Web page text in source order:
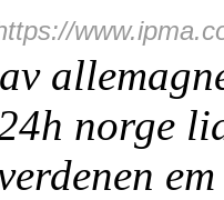
norge